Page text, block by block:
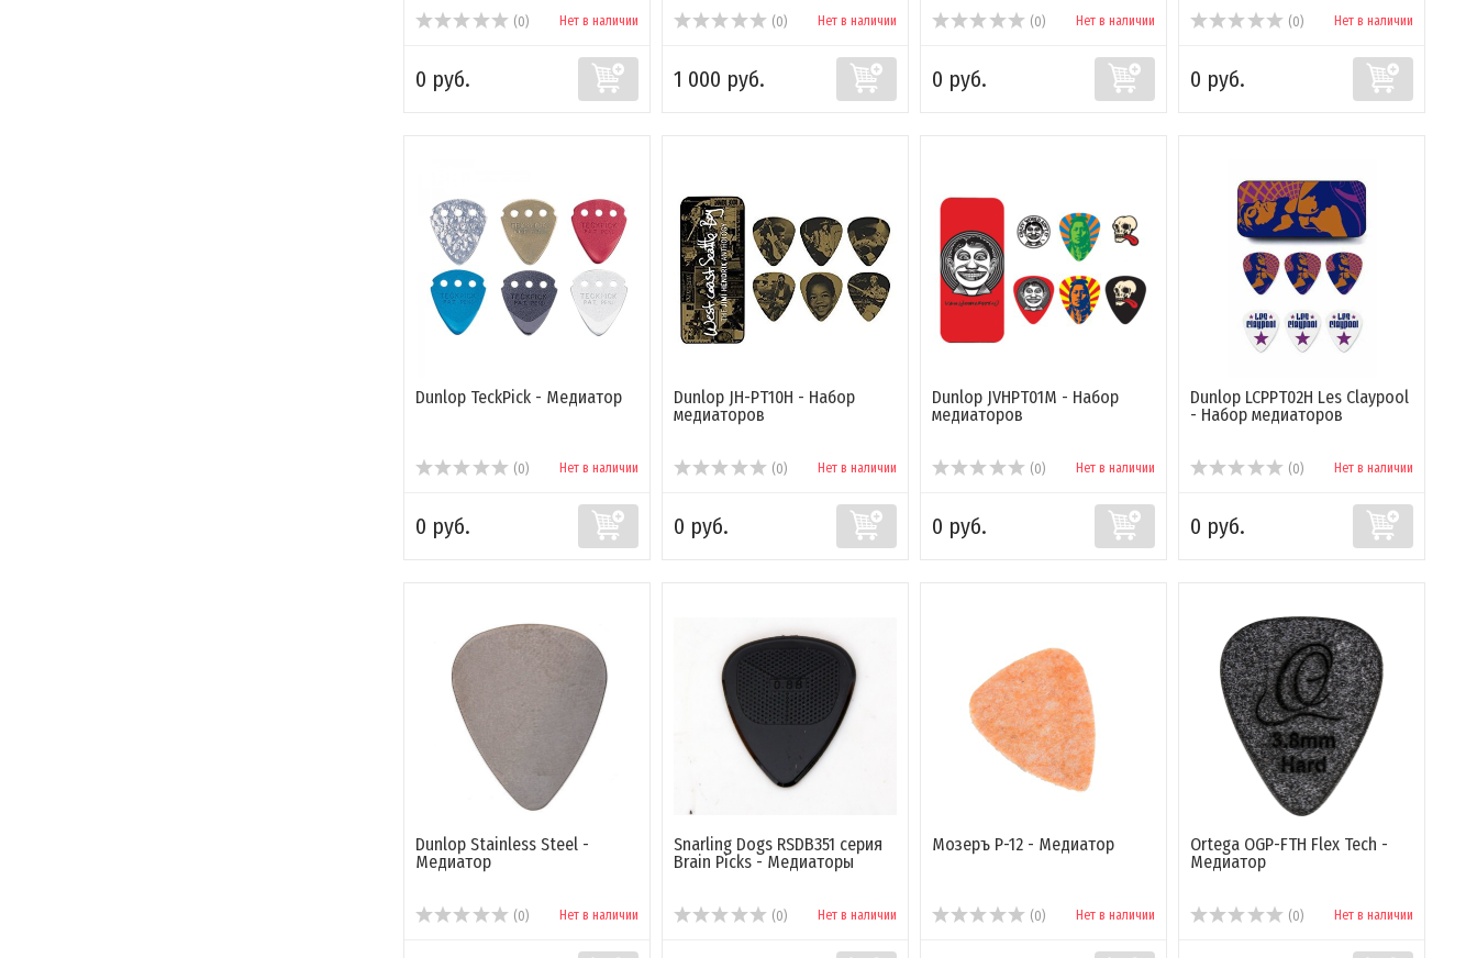
(0) Нет в наличии
0 руб.
(0) Нет в наличии
1 000 руб.
(0) Нет в наличии
0 руб.
(0) Нет в наличии
0 руб.
Dunlop TeckPick - Медиатор
(0) Нет в наличии
0 руб.
Dunlop JH-PT10H - Набор
медиаторов
(0) Нет в наличии
0 руб.
Dunlop JVHPT01M - Набор
медиаторов
(0) Нет в наличии
0 руб.
Dunlop LCPPT02H Les Claypool
- Набор медиаторов
(0) Нет в наличии
0 руб.
Dunlop Stainless Steel -
Медиатор
(0) Нет в наличии
Snarling Dogs RSDB351 серия
Brain Picks - Медиаторы
(0) Нет в наличии
Мозеръ P-12 - Медиатор
(0) Нет в наличии
Ortega OGP-FTH Flex Tech -
Медиатор
(0) Нет в наличии